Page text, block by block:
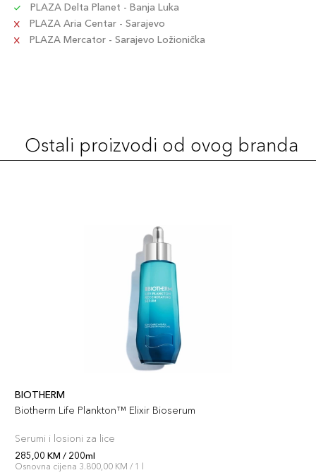
PLAZA Delta Planet - Banja Luka
PLAZA Aria Centar - Sarajevo
PLAZA Mercator - Sarajevo Ložionička
Ostali proizvodi od ovog branda
BIOTHERM
Biotherm Life Plankton™ Elixir Bioserum
Serumi i losioni za lice
285,00 KM / 200ml
Osnovna cijena 3.800,00 KM / 1 l